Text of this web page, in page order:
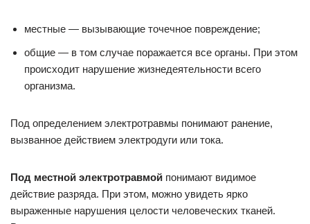
местные — вызывающие точечное повреждение;
общие — в том случае поражается все органы. При этом
происходит нарушение жизнедеятельности всего
организма.
Под определением электротравмы понимают ранение,
вызванное действием электродуги или тока.
Под местной электротравмой понимают видимое
действие разряда. При этом, можно увидеть ярко
выраженные нарушения целости человеческих тканей.